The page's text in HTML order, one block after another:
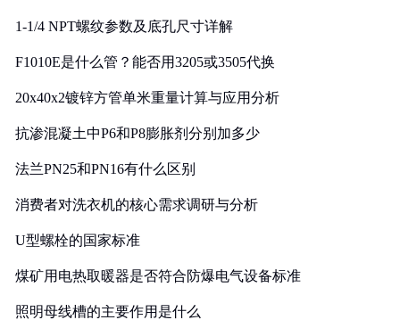
1-1/4 NPT螺纹参数及底孔尺寸详解
F1010E是什么管？能否用3205或3505代换
20x40x2镀锌方管单米重量计算与应用分析
抗渗混凝土中P6和P8膨胀剂分别加多少
法兰PN25和PN16有什么区别
消费者对洗衣机的核心需求调研与分析
U型螺栓的国家标准
煤矿用电热取暖器是否符合防爆电气设备标准
照明母线槽的主要作用是什么